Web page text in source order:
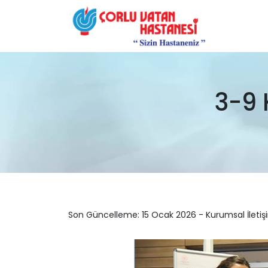
3-9
Son Güncelleme: 15 Ocak 2026 - Kurumsal